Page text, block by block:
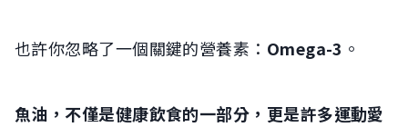
也許你忽略了一個關鍵的營養素： Omega-3 。
魚油，不僅是健康飲食的一部分，更是許多運動愛